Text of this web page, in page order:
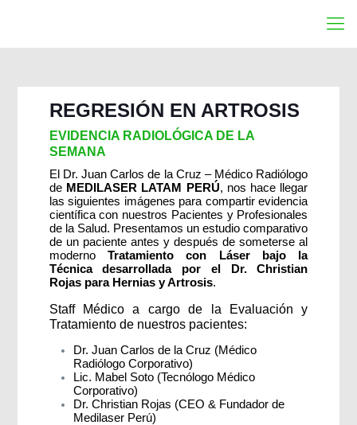
REGRESIÓN EN ARTROSIS
EVIDENCIA RADIOLÓGICA DE LA
SEMANA
El Dr. Juan Carlos de la Cruz – Médico Radiólogo
de MEDILASER LATAM PERÚ, nos hace llegar
las siguientes imágenes para compartir evidencia
científica con nuestros Pacientes y Profesionales
de la Salud. Presentamos un estudio comparativo
de un paciente antes y después de someterse al
modernoTratamiento con Láser bajo la
Técnica desarrollada por el Dr. Christian
Rojas para Hernias y Artrosis.
Staff Médico a cargo de la Evaluación y
Tratamiento de nuestros pacientes:
Dr. Juan Carlos de la Cruz (Médico
Radiólogo Corporativo)
Lic. Mabel Soto (Tecnólogo Médico
Corporativo)
Dr. Christian Rojas (CEO & Fundador de
Medilaser Perú)